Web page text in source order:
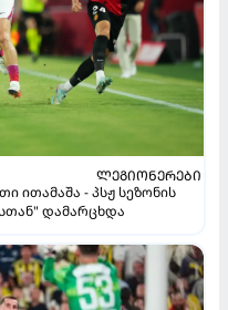
ᲚᲔᲒᲘᲝᲜᲔᲠᲔᲑᲘ
ითამაშა - პსჟ სეზონის
დამარცხდა